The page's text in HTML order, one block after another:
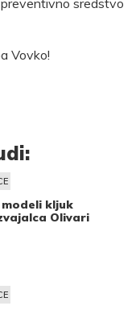
sredstvo
Vovko!
modeli kljuk
Olivari